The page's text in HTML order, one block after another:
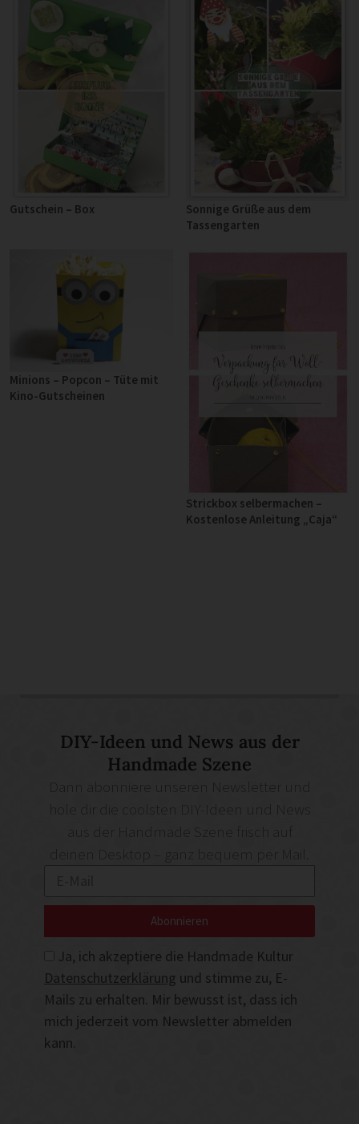
Gutschein – Box
Sonnige Grüße aus dem
Tassengarten
Minions – Popcon – Tüte mit
Kino-Gutscheinen
Strickbox selbermachen –
Kostenlose Anleitung „Caja“
DIY-Ideen und News aus der
Handmade Szene
deinen Desktop – ganz bequem per Mail.
Ja, ich akzeptiere die Handmade Kultur
Datenschutzerklärung und stimme zu, E-
Mails zu erhalten. Mir bewusst ist, dass ich
mich jederzeit vom Newsletter abmelden
kann.
Abonnieren